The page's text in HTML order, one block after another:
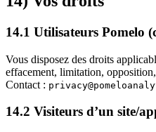
14.1 Utilisateurs Pomelo
Vous disposez des droits
effacement, limitation,
Contact :
14.2 Visiteurs d’un site/